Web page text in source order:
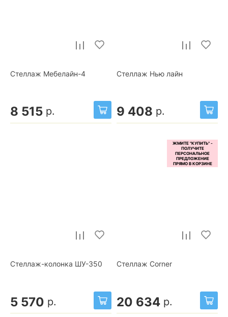
Стеллаж Мебелайн-4
8 515 р.
Стеллаж Нью лайн
9 408 р.
Стеллаж-колонка ШУ-350
5 570 р.
Стеллаж Corner
20 634 р.